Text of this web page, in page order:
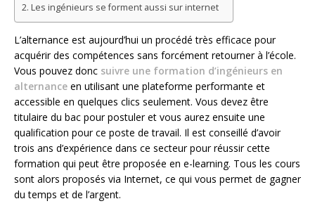
Les ingénieurs se forment aussi sur internet
L’alternance est aujourd’hui un procédé très efficace pour
acquérir des compétences sans forcément retourner à l’école.
Vous pouvez donc suivre une formation d’ingénieurs en
alternance en utilisant une plateforme performante et
accessible en quelques clics seulement. Vous devez être
titulaire du bac pour postuler et vous aurez ensuite une
qualification pour ce poste de travail. Il est conseillé d’avoir
trois ans d’expérience dans ce secteur pour réussir cette
formation qui peut être proposée en e-learning. Tous les cours
sont alors proposés via Internet, ce qui vous permet de gagner
du temps et de l’argent.